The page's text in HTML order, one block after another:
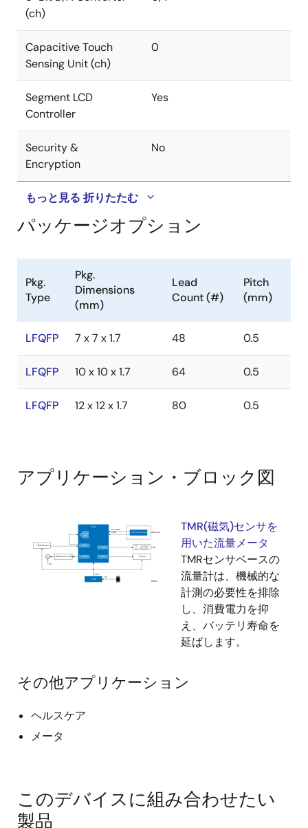
(ch)
Capacitive Touch
Sensing Unit (ch)
0
Segment LCD
Controller
Yes
Security &
Encryption
No
もっと見る 折りたたむ
パッケージオプション
Pkg.
Type
Pkg.
Dimensions
(mm)
Lead
Count (#)
Pitch
(mm)
LFQFP 7 x 7 x 1.7 48 0.5
LFQFP 10 x 10 x 1.7 64 0.5
LFQFP 12 x 12 x 1.7 80 0.5
アプリケーション・ブロック図
TMR(磁気)センサを
用いた流量メータ
TMRセンサベースの
流量計は、機械的な
計測の必要性を排除
し、消費電力を抑
え、バッテリ寿命を
延ばします。
その他アプリケーション
ヘルスケア
メータ
このデバイスに組み合わせたい
製品